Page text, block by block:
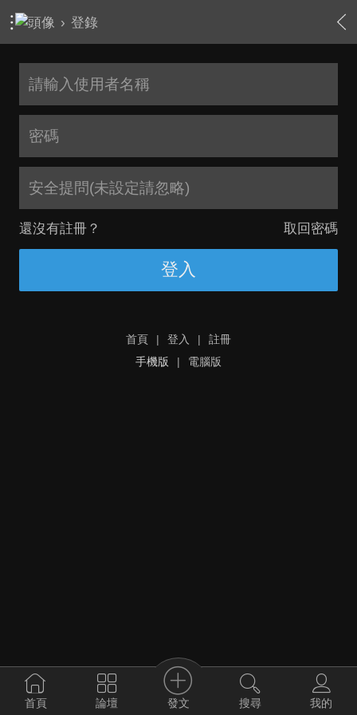
› 登錄
安全提問(未設定請忽略)
還沒有註冊？ 取回密碼
登入
首頁 | 登入 |
註冊
手機版
| 電腦版
首頁 論壇 發文 搜尋 我的